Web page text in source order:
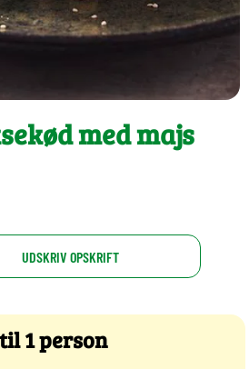
med majs
UDSKRIV OPSKRIFT
1 person